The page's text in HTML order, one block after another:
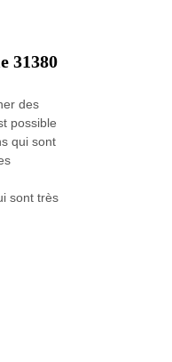
31380
des
possible
qui sont
sont très